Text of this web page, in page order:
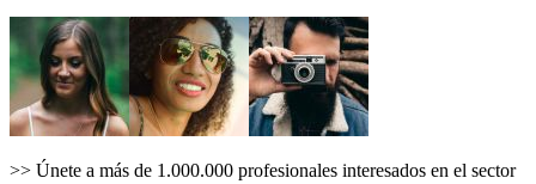
>> Únete a más de 1.000.000 profesionales interesados en el sector